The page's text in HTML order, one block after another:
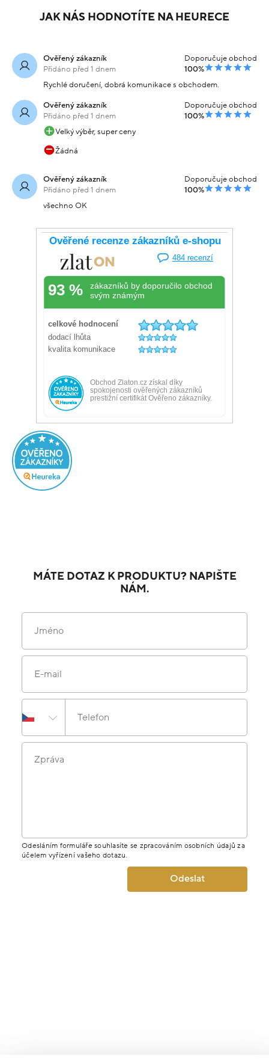
JAK NÁS HODNOTÍTE NA HEURECE
Ověřený zákazník
Přidáno před 1 dnem
Doporučuje obchod
100%
Rychlé doručení, dobrá komunikace s obchodem.
Ověřený zákazník
Přidáno před 1 dnem
Doporučuje obchod
100%
Velký výběr, super ceny
Žádná
Ověřený zákazník
Přidáno před 1 dnem
Doporučuje obchod
100%
všechno OK
MÁTE DOTAZ K PRODUKTU? NAPIŠTE
NÁM.
Jméno
E-mail
Telefon
Zpráva
Odesláním formuláře souhlasíte se zpracováním osobních údajů za
účelem vyřízení vašeho dotazu.
Odeslat